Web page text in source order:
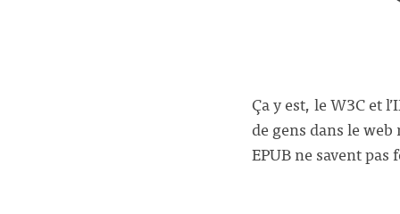
Ça y est, le W3C et
de gens dans le web
EPUB ne savent